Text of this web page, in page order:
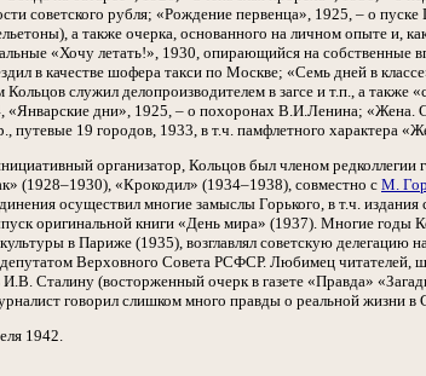
советского рубля; «Рождение первенца», 1925, – о
а также очерка, основанного на личном опыте и,
«Хочу летать!», 1930, опирающийся на собственные
в качестве шофера такси по Москве; «Семь дней в
Кольцов служил делопроизводителем в загсе и т.п., а
«Январские дни», 1925, – о похоронах В.И.Ленина;
путевые 19 городов, 1933, в т.ч. памфлетного характера
организатор, Кольцов был членом
(1928–1930), «Крокодил» (1934–1938), совместно с М.
осуществил многие замыслы Горького, в т.ч.
оригинальной книги «День мира» (1937). Многие
в Париже (1935), возглавлял советскую
Верховного Совета РСФСР. Любимец читателей,
Сталину (восторженный очерк в газете «Правда»
говорил слишком много правды о реальной жизни
1942.